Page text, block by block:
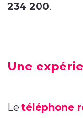
234 200.
Une
Le téléphone